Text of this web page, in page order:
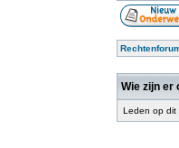
Wie zijn er
Leden op dit